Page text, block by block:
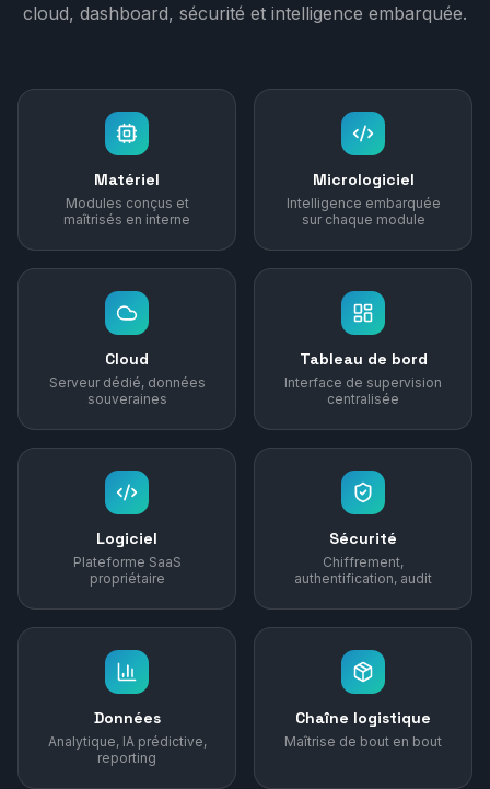
cloud, dashboard, sécurité et intelligence embarquée.
Matériel
Modules conçus et
maîtrisés en interne
Micrologiciel
Intelligence embarquée
sur chaque module
Cloud
Serveur dédié, données
souveraines
Tableau de bord
Interface de supervision
centralisée
Logiciel
Plateforme SaaS
propriétaire
Sécurité
Chiffrement,
authentification, audit
Données
Analytique, IA prédictive,
reporting
Chaîne logistique
Maîtrise de bout en bout